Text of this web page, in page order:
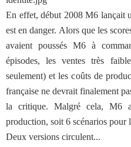
En effet, début 2008 M6 lançait
est en danger. Alors que les
avaient poussés M6 à
épisodes, les ventes très
seulement) et les coûts de
française ne devrait finalement
la critique. Malgré cela, M6
production, soit 6 scénarios pour
Deux versions circulent...